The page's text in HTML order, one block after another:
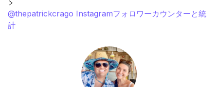
@thepatrickcrago Instagramフォロワーカウンターと統
計